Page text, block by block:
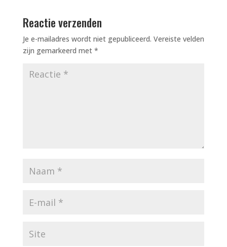
b
o
o
Reactie verzenden
Je e-mailadres wordt niet gepubliceerd. Vereiste velden
zijn gemarkeerd met *